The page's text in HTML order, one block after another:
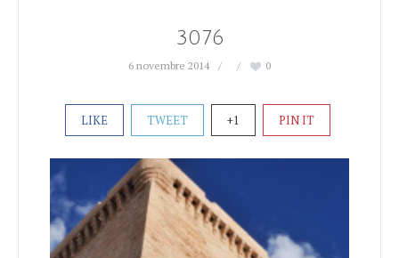
3076
6 novembre 2014 0
LIKE TWEET +1 PIN IT